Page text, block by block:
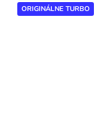
ORIGINÁLNE TURBO